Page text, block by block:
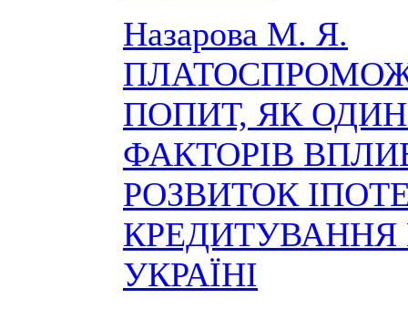
Назарова М. Я.
ПОПИТ, ЯК ОДИН
ФАКТОРІВ
РОЗВИТОК
КРЕДИТУВАННЯ
УКРАЇНІ